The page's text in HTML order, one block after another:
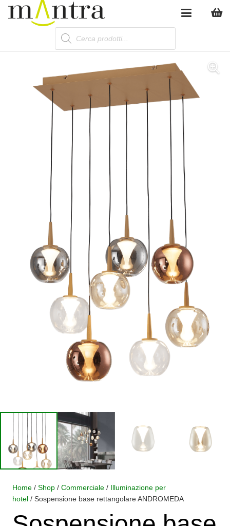
Products
search
Home / Shop / Commerciale / Illuminazione per
hotel / Sospensione base rettangolare ANDROMEDA